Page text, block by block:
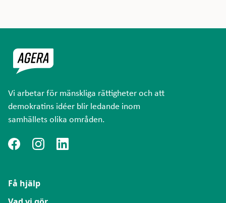
Vi arbetar för mänskliga rättigheter och att
demokratins idéer blir ledande inom
samhällets olika områden.
Få hjälp